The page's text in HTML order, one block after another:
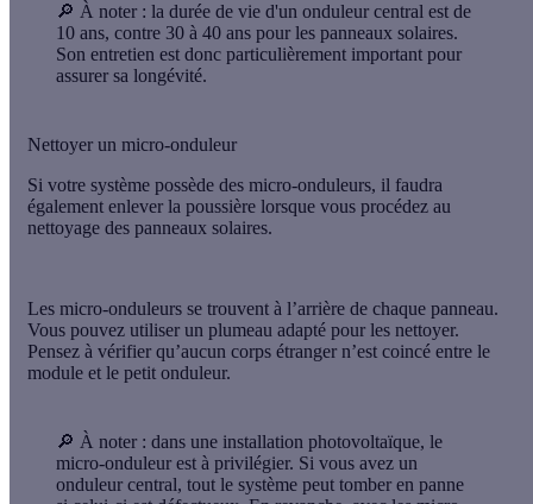
🔎 À noter : la durée de vie d'un onduleur central est de
10 ans, contre 30 à 40 ans pour les panneaux solaires.
Son entretien est donc particulièrement important pour
assurer sa longévité.
Nettoyer un micro-onduleur
Si votre système possède des micro-onduleurs, il faudra
également enlever la poussière lorsque vous procédez au
nettoyage des panneaux solaires.
Les micro-onduleurs se trouvent à l’arrière de chaque panneau.
Vous pouvez utiliser un plumeau adapté pour les nettoyer.
Pensez à vérifier qu’aucun corps étranger n’est coincé entre le
module et le petit onduleur.
🔎 À noter : dans une installation photovoltaïque, le
micro-onduleur est à privilégier. Si vous avez un
onduleur central, tout le système peut tomber en panne